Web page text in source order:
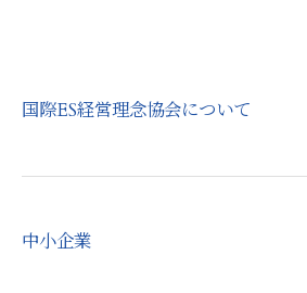
国際ES経営理念協会について
中小企業